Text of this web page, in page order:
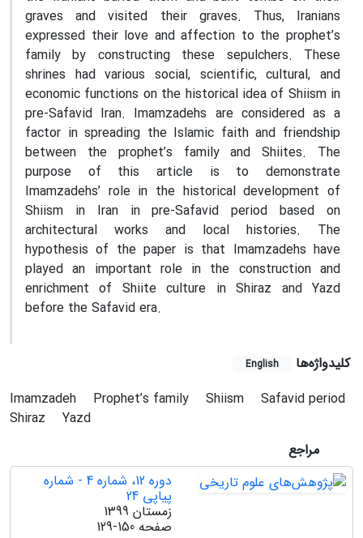
graves and visited their graves. Thus, Iranians
expressed their love and affection to the prophet’s
family by constructing these sepulchers. These
shrines had various social, scientific, cultural, and
economic functions on the historical idea of Shiism in
pre-Safavid Iran. Imamzadehs are considered as a
factor in spreading the Islamic faith and friendship
between the prophet’s family and Shiites. The
purpose of this article is to demonstrate
Imamzadehs’ role in the historical development of
Shiism in Iran in pre-Safavid period based on
architectural works and local histories. The
hypothesis of the paper is that Imamzadehs have
played an important role in the construction and
enrichment of Shiite culture in Shiraz and Yazd
before the Safavid era.
کلیدواژه‌ها English
Imamzadeh Prophet’s family Shiism
Safavid period
Shiraz
Yazd
مراجع
دوره 12، شماره 4 - شماره
پیاپی 24
زمستان 1399
صفحه 129-150